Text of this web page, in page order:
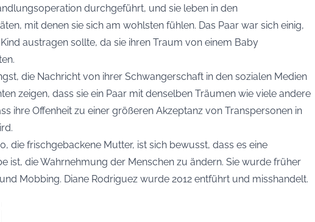
durchgeführt, und sie leben in den
mit denen sie sich am wohlsten fühlen. Das Paar war sich einig,
austragen sollte, da sie ihren Traum von einem Baby
die Nachricht von ihrer Schwangerschaft in den sozialen Medien
zeigen, dass sie ein Paar mit denselben Träumen wie viele andere
ihre Offenheit zu einer größeren Akzeptanz von Transpersonen in
die frischgebackene Mutter, ist sich bewusst, dass es eine
ist, die Wahrnehmung der Menschen zu ändern. Sie wurde früher
Mobbing. Diane Rodriguez wurde 2012 entführt und misshandelt.